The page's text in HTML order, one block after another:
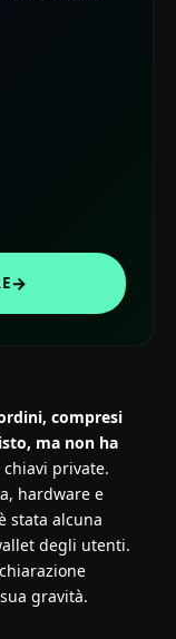
→
compresi
ma non ha
chiavi private.
hardware e
stata alcuna
degli utenti.
gravità.